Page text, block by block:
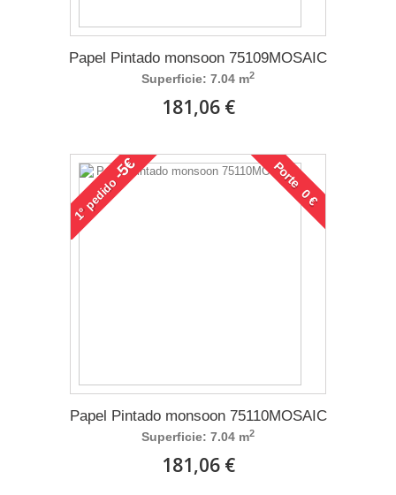
Papel Pintado monsoon 75109MOSAIC
Superficie: 7.04 m2
181,06 €
1°
pedido
-5€ Porte 0 €
Papel Pintado monsoon 75110MOSAIC
Superficie: 7.04 m2
181,06 €